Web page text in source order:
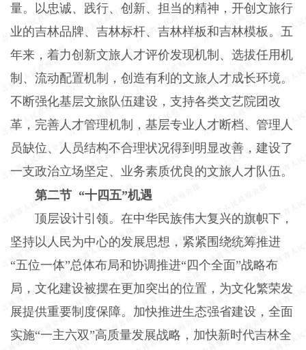
量。以忠诚、践行、创新、担当的精神，开创文旅行
业的吉林品牌、吉林标杆、吉林样板和吉林模板。五
年来，着力创新文旅人才评价发现机制、选拔任用机
制、流动配置机制，创造有利的文旅人才成长环境。
不断强化基层文旅队伍建设，支持各类文艺院团改
革，完善人才管理机制，基层专业人才断档、管理人
员缺位、人员结构不合理状况得到明显改善，建设了
一支政治立场坚定、业务素质优良的文旅人才队伍。
第二节 “十四五”机遇
顶层设计引领。在中华民族伟大复兴的旗帜下，
坚持以人民为中心的发展思想，紧紧围绕统筹推进
“五位一体”总体布局和协调推进“四个全面”战略布
局，文化建设被摆在更加突出的位置，为文化繁荣发
展提供重要制度保障。加快推进生态强省建设，全面
实施“一主六双”高质量发展战略，加快新时代吉林全